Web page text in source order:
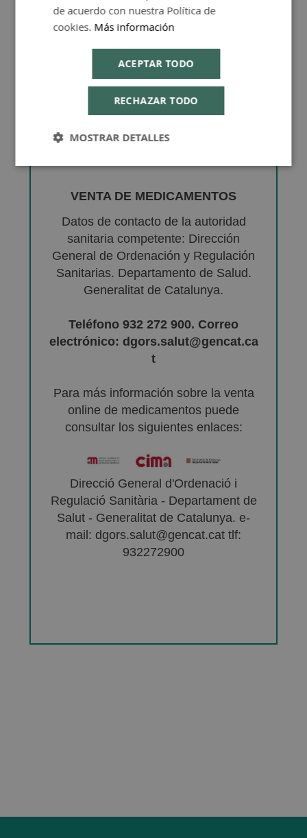
VENTA DE MEDICAMENTOS
Datos de contacto de la autoridad
sanitaria competente: Dirección
General de Ordenación y Regulación
Sanitarias. Departamento de Salud.
Generalitat de Catalunya.
Teléfono 932 272 900. Correo
electrónico: dgors.salut@gencat.ca
t
Para más información sobre la venta
online de medicamentos puede
consultar los siguientes enlaces:
Direcció General d'Ordenació i
Regulació Sanitària - Departament de
Salut - Generalitat de Catalunya. e-
mail: dgors.salut@gencat.cat tlf:
932272900
de acuerdo con nuestra Política de
cookies. Más información
ACEPTAR TODO
RECHAZAR TODO
MOSTRAR DETALLES